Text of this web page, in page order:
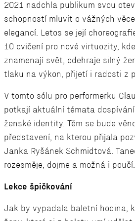
2021 nadchla publikum svou
schopností mluvit o vážných
elegancí. Letos se její
10 cvičení pro nové virtuozity,
znamenají svět, odehraje silný
tlaku na výkon, přijetí i radosti z
V tomto sólu pro performerku
potkají aktuální témata
ženské identity. Těm se bude
představení, na kterou přijala
Janka Ryšánek Schmidtová.
rozesměje, dojme a možná i poučí.
Lekce špičkování
Jak by vypadala baletní hodina,